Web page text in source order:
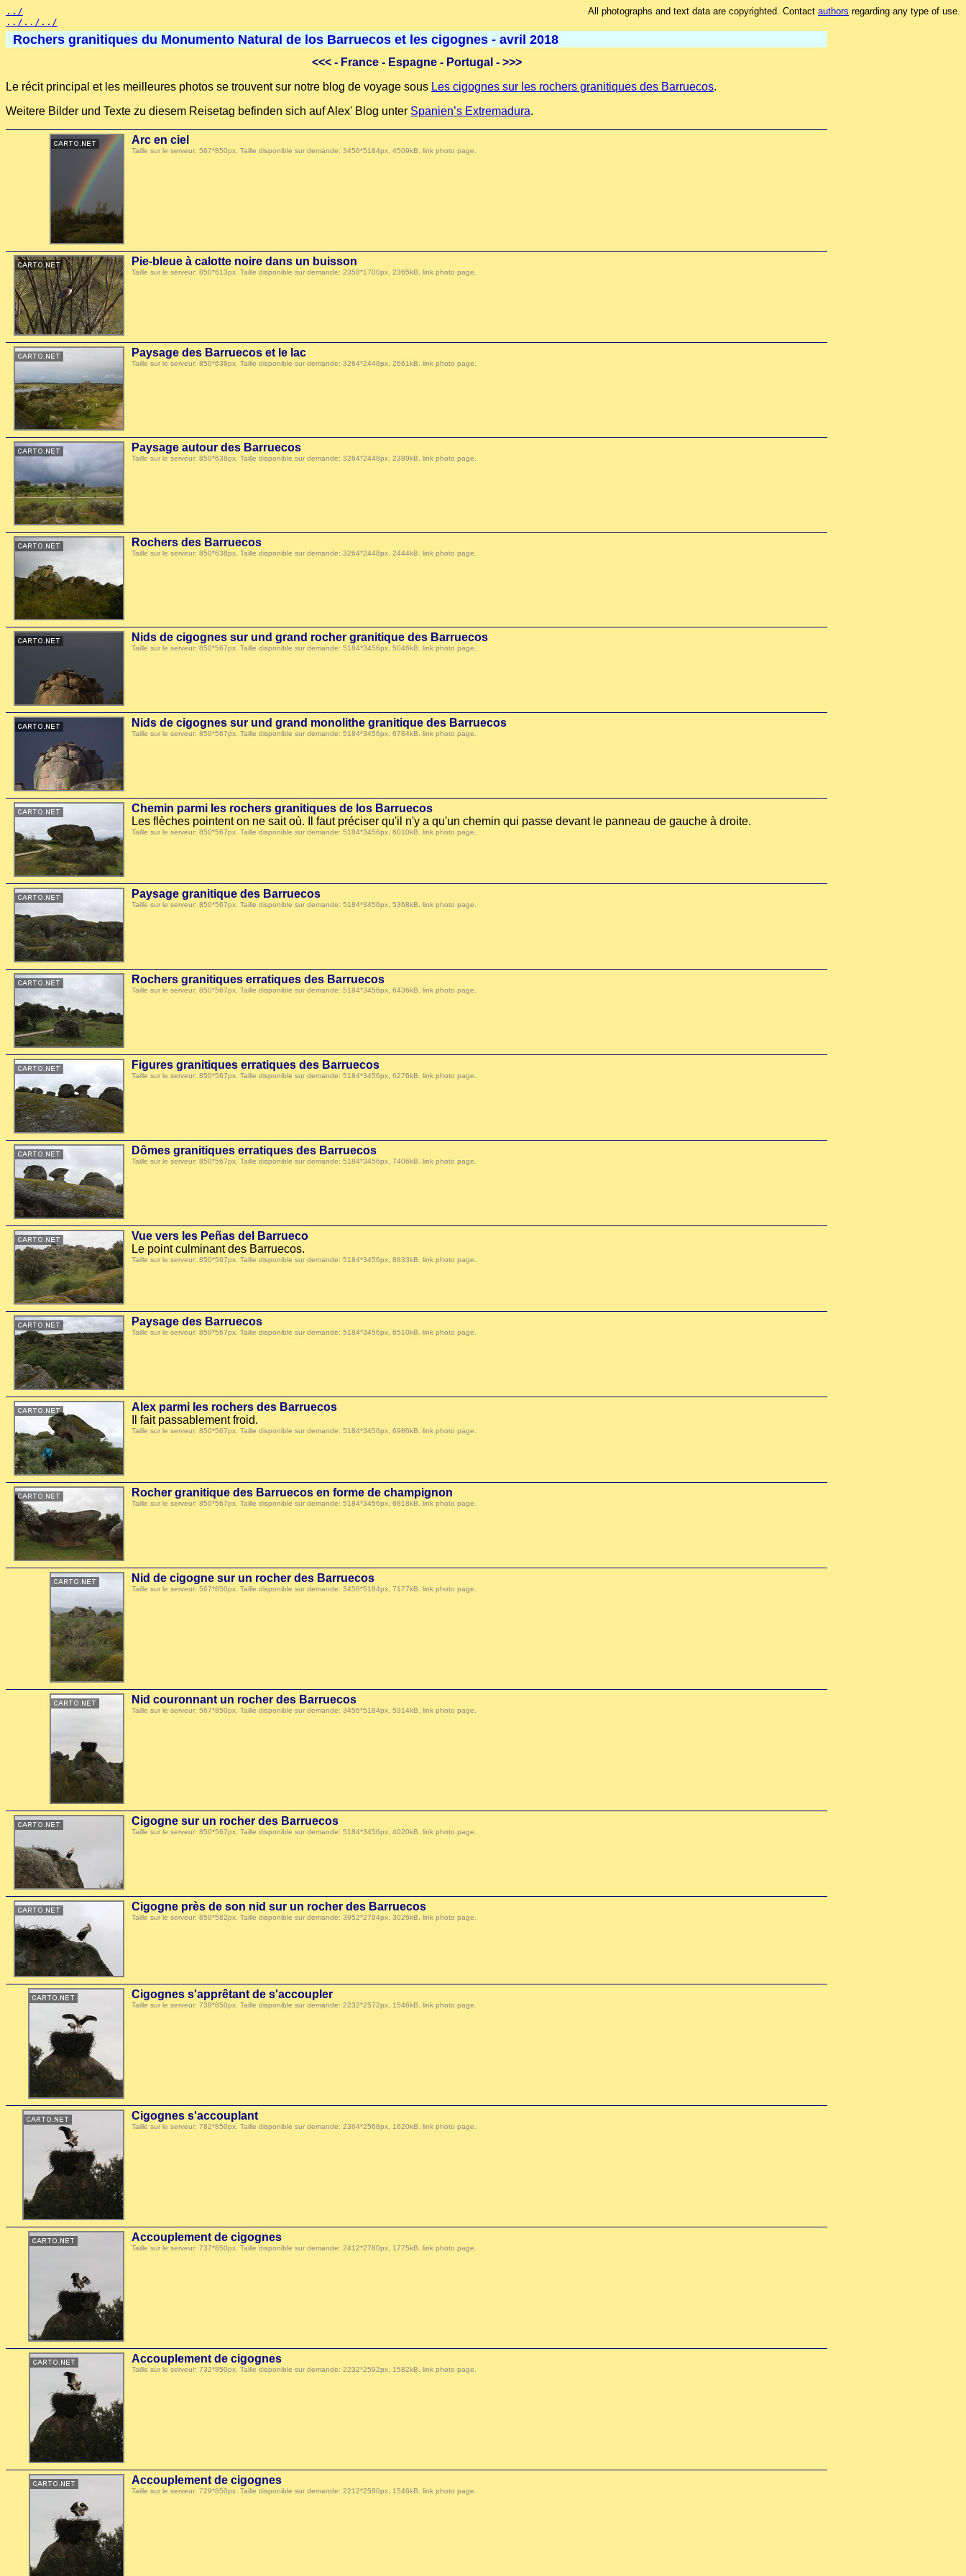
../
../../../
All photographs and text data are copyrighted. Contact authors regarding any type of use.
Rochers granitiques du Monumento Natural de los Barruecos et les cigognes - avril 2018
<<<- France - Espagne - Portugal - >>>
Le récit principal et les meilleures photos se trouvent sur notre blog de voyage sous Les cigognes sur les rochers granitiques des Barruecos.
Weitere Bilder und Texte zu diesem Reisetag befinden sich auf Alex' Blog unter Spanien’s Extremadura.
Arc en ciel
Taille sur le serveur: 567*850px. Taille disponible sur demande: 3456*5184px, 4509kB. link photo page
Pie-bleue à calotte noire dans un buisson
Taille sur le serveur: 850*613px. Taille disponible sur demande: 2358*1700px, 2365kB. link photo page
Paysage des Barruecos et le lac
Taille sur le serveur: 850*638px. Taille disponible sur demande: 3264*2448px, 2661kB. link photo page
Paysage autour des Barruecos
Taille sur le serveur: 850*638px. Taille disponible sur demande: 3264*2448px, 2389kB. link photo page
Rochers des Barruecos
Taille sur le serveur: 850*638px. Taille disponible sur demande: 3264*2448px, 2444kB. link photo page
Nids de cigognes sur und grand rocher granitique des Barruecos
Taille sur le serveur: 850*567px. Taille disponible sur demande: 5184*3456px, 5046kB. link photo page
Nids de cigognes sur und grand monolithe granitique des Barruecos
Taille sur le serveur: 850*567px. Taille disponible sur demande: 5184*3456px, 6784kB. link photo page
Chemin parmi les rochers granitiques de los Barruecos
Les flèches pointent on ne sait où. Il faut préciser qu'il n'y a qu'un chemin qui passe devant le panneau de gauche à droite.
Taille sur le serveur: 850*567px. Taille disponible sur demande: 5184*3456px, 6010kB. link photo page
Paysage granitique des Barruecos
Taille sur le serveur: 850*567px. Taille disponible sur demande: 5184*3456px, 5368kB. link photo page
Rochers granitiques erratiques des Barruecos
Taille sur le serveur: 850*567px. Taille disponible sur demande: 5184*3456px, 6436kB. link photo page
Figures granitiques erratiques des Barruecos
Taille sur le serveur: 850*567px. Taille disponible sur demande: 5184*3456px, 6276kB. link photo page
Dômes granitiques erratiques des Barruecos
Taille sur le serveur: 850*567px. Taille disponible sur demande: 5184*3456px, 7406kB. link photo page
Vue vers les Peñas del Barrueco
Le point culminant des Barruecos.
Taille sur le serveur: 850*567px. Taille disponible sur demande: 5184*3456px, 8833kB. link photo page
Paysage des Barruecos
Taille sur le serveur: 850*567px. Taille disponible sur demande: 5184*3456px, 6510kB. link photo page
Alex parmi les rochers des Barruecos
Il fait passablement froid.
Taille sur le serveur: 850*567px. Taille disponible sur demande: 5184*3456px, 6986kB. link photo page
Rocher granitique des Barruecos en forme de champignon
Taille sur le serveur: 850*567px. Taille disponible sur demande: 5184*3456px, 6818kB. link photo page
Nid de cigogne sur un rocher des Barruecos
Taille sur le serveur: 567*850px. Taille disponible sur demande: 3456*5184px, 7177kB. link photo page
Nid couronnant un rocher des Barruecos
Taille sur le serveur: 567*850px. Taille disponible sur demande: 3456*5184px, 5914kB. link photo page
Cigogne sur un rocher des Barruecos
Taille sur le serveur: 850*567px. Taille disponible sur demande: 5184*3456px, 4020kB. link photo page
Cigogne près de son nid sur un rocher des Barruecos
Taille sur le serveur: 850*582px. Taille disponible sur demande: 3952*2704px, 3026kB. link photo page
Cigognes s'apprêtant de s'accoupler
Taille sur le serveur: 738*850px. Taille disponible sur demande: 2232*2572px, 1546kB. link photo page
Cigognes s'accouplant
Taille sur le serveur: 782*850px. Taille disponible sur demande: 2364*2568px, 1620kB. link photo page
Accouplement de cigognes
Taille sur le serveur: 737*850px. Taille disponible sur demande: 2412*2780px, 1775kB. link photo page
Accouplement de cigognes
Taille sur le serveur: 732*850px. Taille disponible sur demande: 2232*2592px, 1582kB. link photo page
Accouplement de cigognes
Taille sur le serveur: 729*850px. Taille disponible sur demande: 2212*2580px, 1546kB. link photo page